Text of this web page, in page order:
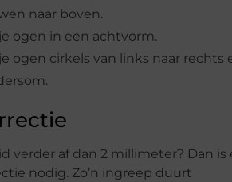
naar boven.
ogen in een achtvorm.
ogen cirkels van links naar rechts
verder af dan 2 millimeter? Dan is
nodig. Zo’n ingreep duurt